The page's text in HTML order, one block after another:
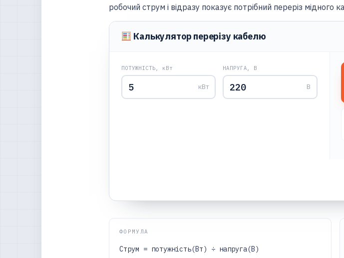
робочий струм і відразу показує потрібний переріз мідного
Калькулятор перерізу кабелю
ПОТУЖНІСТЬ, кВт
кВт
НАПРУГА, В
В
ФОРМУЛА
Струм = потужність(Вт) ÷ напруга(В)